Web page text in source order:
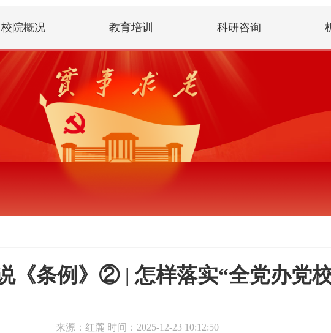
校院概况 教育培训 科研咨询
《条例》② | 怎样落实“全党办党
来源：红麓 时间：2025-12-23 10:12:50